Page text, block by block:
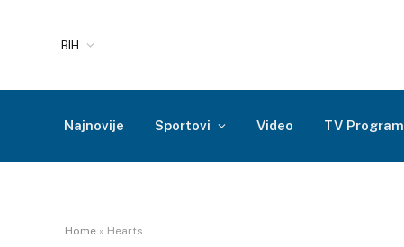
BIH
Najnovije Sportovi Video TV Program
Home » Hearts